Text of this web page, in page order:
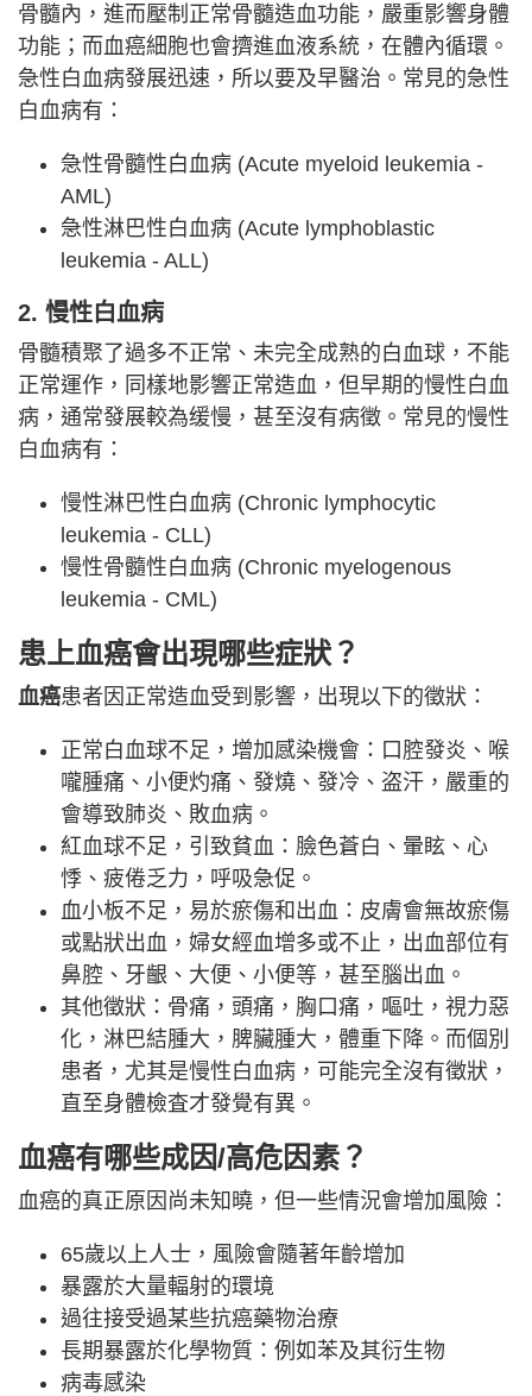
骨髓內，進而壓制正常骨髓造血功能，嚴重影響身體
功能；而血癌細胞也會擠進血液系統，在體內循環。
急性白血病發展迅速，所以要及早醫治。常見的急性
白血病有：
急性骨髓性白血病 (Acute myeloid leukemia -
AML)
急性淋巴性白血病 (Acute lymphoblastic
leukemia - ALL)
2. 慢性白血病
骨髓積聚了過多不正常、未完全成熟的白血球，不能
正常運作，同樣地影響正常造血，但早期的慢性白血
病，通常發展較為缓慢，甚至沒有病徵。常見的慢性
白血病有：
慢性淋巴性白血病 (Chronic lymphocytic
leukemia - CLL)
慢性骨髓性白血病 (Chronic myelogenous
leukemia - CML)
患上血癌會出現哪些症狀？
血癌患者因正常造血受到影響，出現以下的徵狀：
正常白血球不足，增加感染機會：口腔發炎、喉
嚨腫痛、小便灼痛、發燒、發冷、盗汗，嚴重的
會導致肺炎、敗血病。
紅血球不足，引致貧血：臉色蒼白、暈眩、心
悸、疲倦乏力，呼吸急促。
血小板不足，易於瘀傷和出血：皮膚會無故瘀傷
或點狀出血，婦女經血增多或不止，出血部位有
鼻腔、牙齦、大便、小便等，甚至腦出血。
其他徵狀：骨痛，頭痛，胸口痛，嘔吐，視力惡
化，淋巴結腫大，脾臟腫大，體重下降。而個別
患者，尤其是慢性白血病，可能完全沒有徵狀，
直至身體檢査才發覺有異。
血癌有哪些成因/高危因素？
血癌的真正原因尚未知曉，但一些情況會增加風險：
65歲以上人士，風險會隨著年齡增加
暴露於大量輻射的環境
過往接受過某些抗癌藥物治療
長期暴露於化學物質：例如苯及其衍生物
病毒感染